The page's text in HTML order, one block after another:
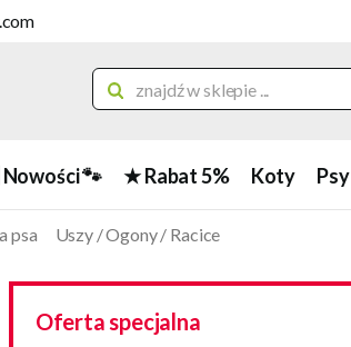
Nowości 🐾 ★ Rabat 5% Koty Psy
psa Uszy / Ogony / Racice
Oferta specjalna